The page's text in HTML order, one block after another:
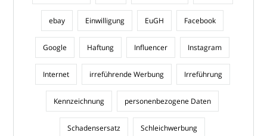
ebay Einwilligung EuGH Facebook
Google Haftung Influencer Instagram
Internet irreführende Werbung Irreführung
Kennzeichnung personenbezogene Daten
Schadensersatz Schleichwerbung